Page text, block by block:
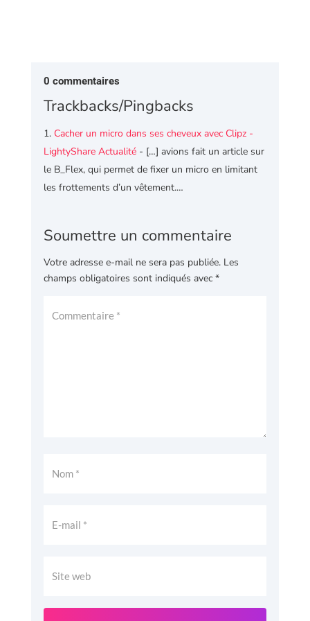
0 commentaires
Trackbacks/Pingbacks
Cacher un micro dans ses cheveux avec Clipz -
LightyShare Actualité- […] avions fait un article sur
le B_Flex, qui permet de fixer un micro en limitant
les frottements d’un vêtement.…
Soumettre un commentaire
Votre adresse e-mail ne sera pas publiée. Les
champs obligatoires sont indiqués avec *